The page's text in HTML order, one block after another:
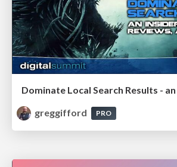
greggifford
PRO